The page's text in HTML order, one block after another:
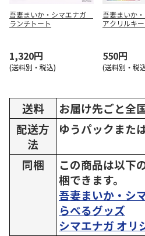
吾妻まいか・シマエナガ
ランチトート
1,320円
(送料別・税込)
吾妻まいか
アクリルキ
550円
(送料別・税
送料
お届け先ごと全
配送方
法
ゆうパックまた
同梱
この商品は以下
梱できます。
吾妻まいか・シ
らべるグッズ
シマエナガ オリ